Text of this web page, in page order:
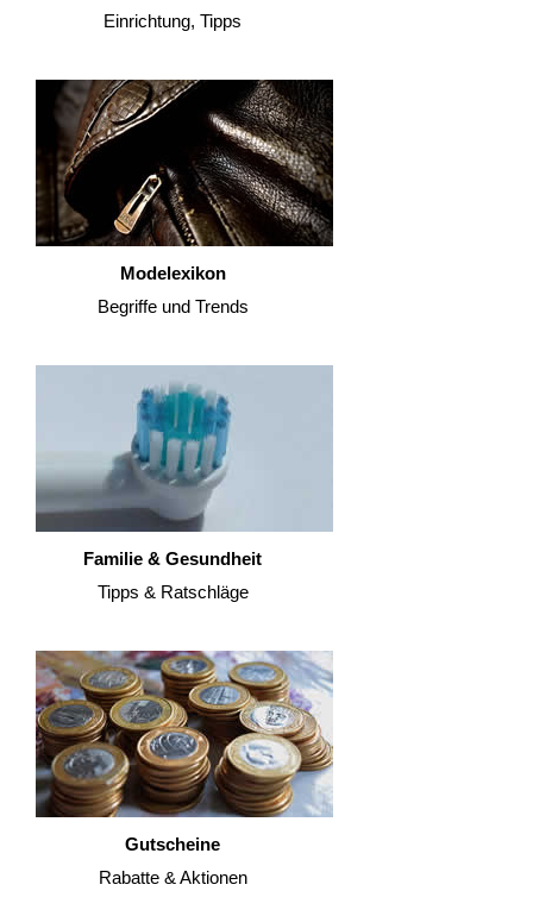
Einrichtung, Tipps
Modelexikon
Begriffe und Trends
Familie & Gesundheit
Tipps & Ratschläge
Gutscheine
Rabatte & Aktionen